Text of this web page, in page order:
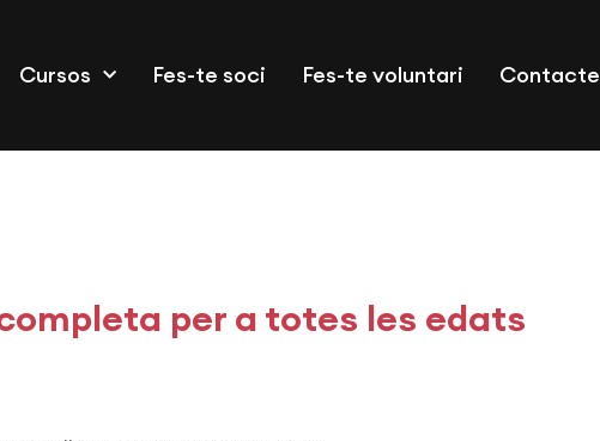
Cursos Fes-te soci Fes-te voluntari Contacte
per a totes les edats